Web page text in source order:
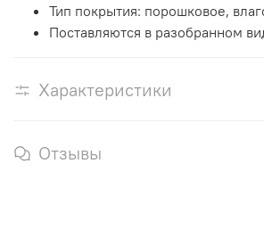
Тип покрытия: порошковое,
Поставляются в разобранном
Характеристики
Отзывы